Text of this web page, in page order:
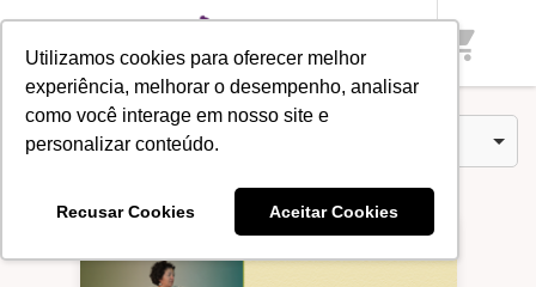
Utilizamos cookies para oferecer melhor
experiência, melhorar o desempenho, analisar
como você interage em nosso site e
personalizar conteúdo.
Recusar Cookies Aceitar Cookies
shopping_cart
Início/Categorias/PACOTES
Combos (5)